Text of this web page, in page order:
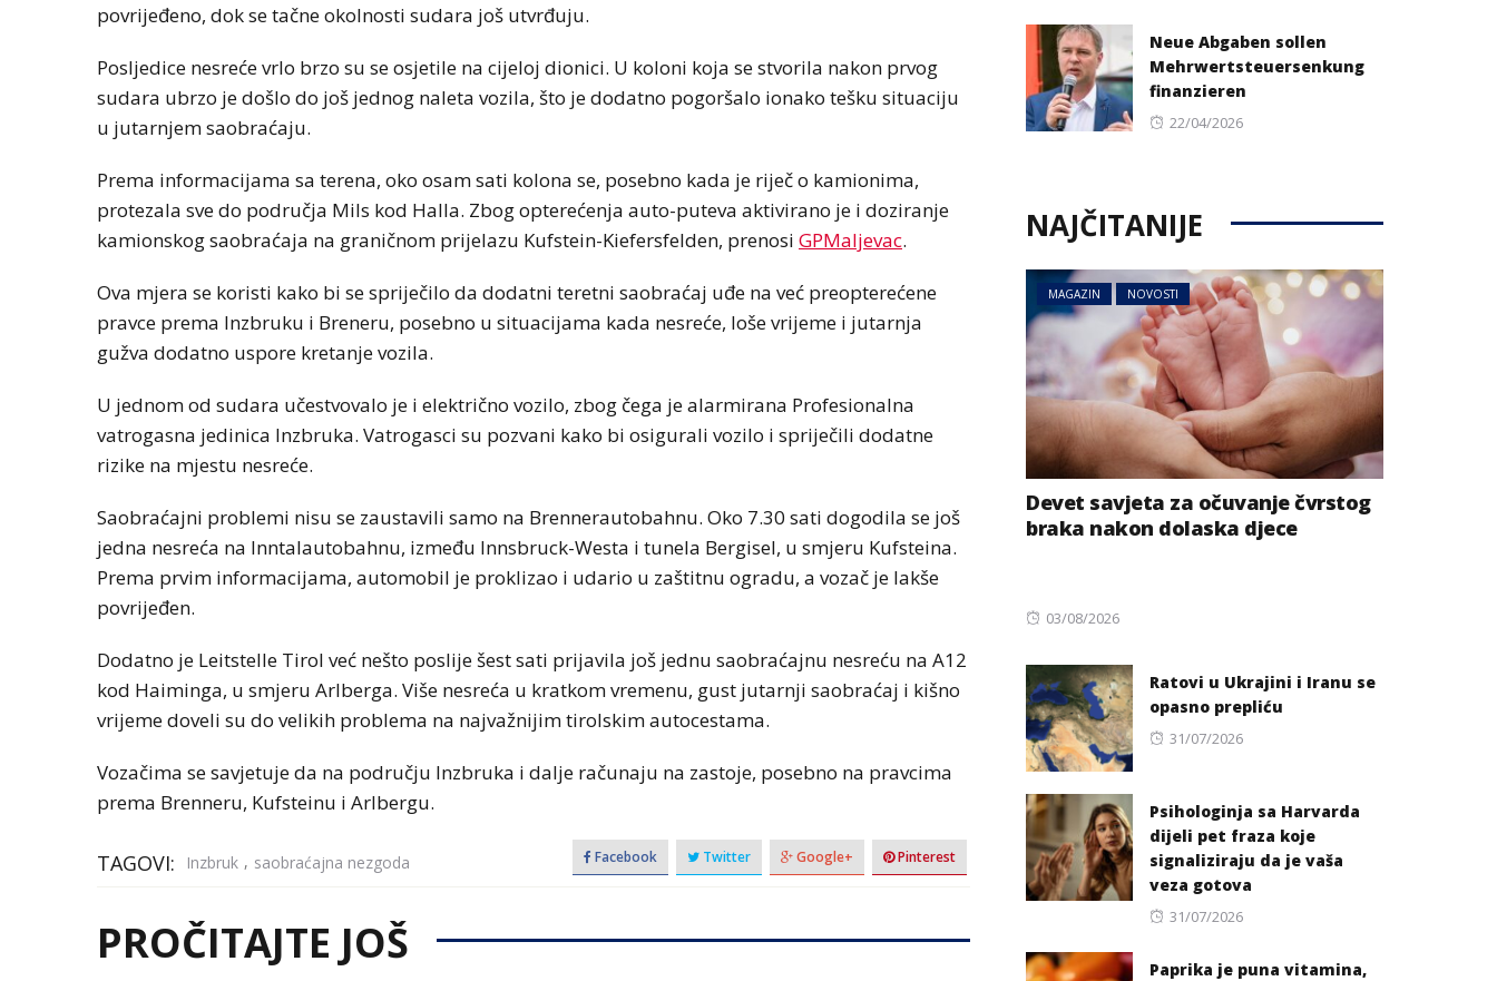
povrijeđeno, dok se tačne okolnosti sudara još utvrđuju.
Posljedice nesreće vrlo brzo su se osjetile na cijeloj dionici. U koloni koja se stvorila nakon prvog
sudara ubrzo je došlo do još jednog naleta vozila, što je dodatno pogoršalo ionako tešku situaciju
u jutarnjem saobraćaju.
Prema informacijama sa terena, oko osam sati kolona se, posebno kada je riječ o kamionima,
protezala sve do područja Mils kod Halla. Zbog opterećenja auto-puteva aktivirano je i doziranje
kamionskog saobraćaja na graničnom prijelazu Kufstein-Kiefersfelden, prenosi GPMaljevac.
Ova mjera se koristi kako bi se spriječilo da dodatni teretni saobraćaj uđe na već preopterećene
pravce prema Inzbruku i Breneru, posebno u situacijama kada nesreće, loše vrijeme i jutarnja
gužva dodatno uspore kretanje vozila.
U jednom od sudara učestvovalo je i električno vozilo, zbog čega je alarmirana Profesionalna
vatrogasna jedinica Inzbruka. Vatrogasci su pozvani kako bi osigurali vozilo i spriječili dodatne
rizike na mjestu nesreće.
Saobraćajni problemi nisu se zaustavili samo na Brennerautobahnu. Oko 7.30 sati dogodila se još
jedna nesreća na Inntalautobahnu, između Innsbruck-Westa i tunela Bergisel, u smjeru Kufsteina.
Prema prvim informacijama, automobil je proklizao i udario u zaštitnu ogradu, a vozač je lakše
povrijeđen.
Dodatno je Leitstelle Tirol već nešto poslije šest sati prijavila još jednu saobraćajnu nesreću na A12
kod Haiminga, u smjeru Arlberga. Više nesreća u kratkom vremenu, gust jutarnji saobraćaj i kišno
vrijeme doveli su do velikih problema na najvažnijim tirolskim autocestama.
Vozačima se savjetuje da na području Inzbruka i dalje računaju na zastoje, posebno na pravcima
prema Brenneru, Kufsteinu i Arlbergu.
TAGOVI: Inzbruk , saobraćajna nezgoda Facebook Twitter Google+ Pinterest
PROČITAJTE JOŠ
Neue Abgaben sollen
Mehrwertsteuersenkung
finanzieren
Posted
22/04/2026
NAJČITANIJE
MAGAZIN NOVOSTI
Devet savjeta za očuvanje čvrstog
braka nakon dolaska djece
Posted
03/08/2026
Ratovi u Ukrajini i Iranu se
opasno prepliću
Posted
31/07/2026
Psihologinja sa Harvarda
dijeli pet fraza koje
signaliziraju da je vaša
veza gotova
Posted
31/07/2026
Paprika je puna vitamina,